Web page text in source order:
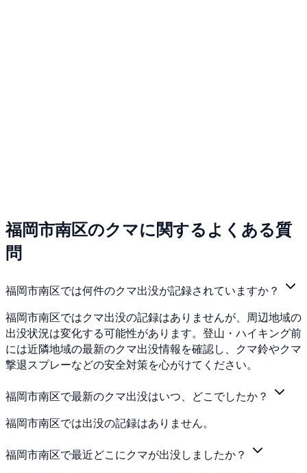
福岡市南区のクマに関するよくある質
問
福岡市南区では何件のクマ出没が記録されていますか？
福岡市南区ではクマ出没の記録はありませんが、周辺地域の
出没状況は変化する可能性があります。登山・ハイキング前
には近隣地域の最新のクマ出没情報を確認し、クマ鈴やクマ
撃退スプレーなどの安全対策を心がけてください。
福岡市南区で最新のクマ出没はいつ、どこでしたか？
福岡市南区では出没の記録はありません。
福岡市南区で最近どこにクマが出没しましたか？